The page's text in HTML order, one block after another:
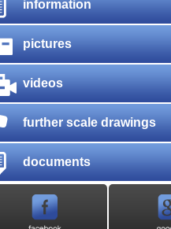
information
pictures
videos
further scale drawings
documents